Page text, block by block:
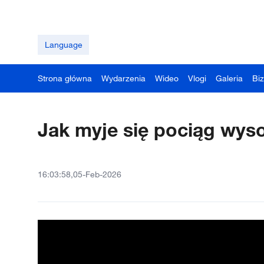
Language
Strona główna Wydarzenia Wideo Vlogi Galeria
Jak myje się pociąg
16:03:58,05-Feb-2026